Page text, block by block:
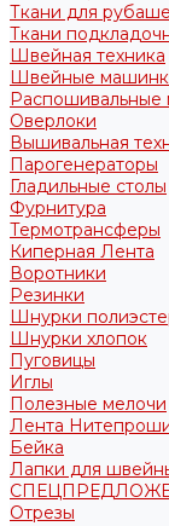
Ткани для
Ткани
Швейная техника
Швейные
Оверлоки
Вышивальная
Парогенераторы
Гладильные столы
Фурнитура
Термотрансферы
Киперная Лента
Воротники
Резинки
Шнурки
Шнурки хлопок
Пуговицы
Иглы
Полезные мелочи
Лента
Бейка
Лапки для
Отрезы